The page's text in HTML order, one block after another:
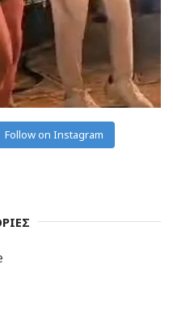
Follow on Instagram